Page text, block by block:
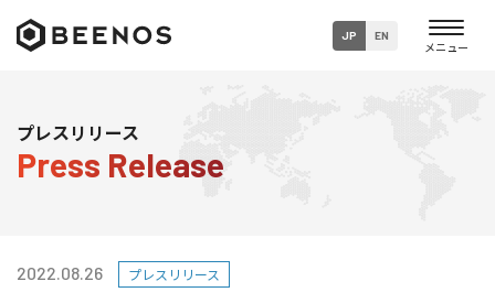
JP EN
ニュース
サステナビリティ
プレスリリース
Press Release
2022.08.26 プレスリリース